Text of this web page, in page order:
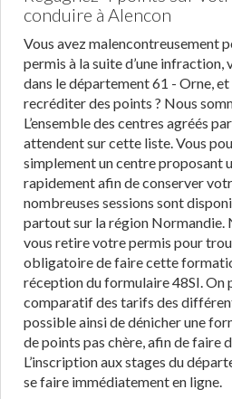
conduire à Alencon
Vous avez malencontreusement
permis à la suite d’une infraction,
dans le département 61 - Orne,
recréditer des points ? Nous
L’ensemble des centres agréés
attendent sur cette liste. Vous
simplement un centre proposant
rapidement afin de conserver
nombreuses sessions sont
partout sur la région Normandie.
vous retire votre permis pour
obligatoire de faire cette
réception du formulaire 48SI. On
comparatif des tarifs des
possible ainsi de dénicher une
de points pas chère, afin de faire
L’inscription aux stages du
se faire immédiatement en ligne.